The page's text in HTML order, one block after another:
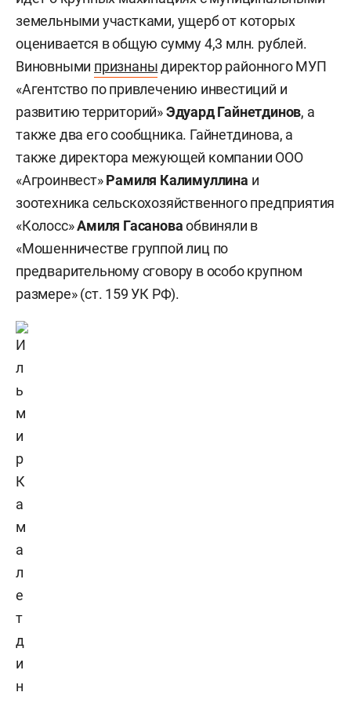
земельными участками, ущерб от которых
оценивается в общую сумму 4,3 млн. рублей.
Виновными признаныдиректор районного МУП
«Агентство по привлечению инвестиций и
развитию территорий»Эдуард Гайнетдинов, а
также два его сообщника. Гайнетдинова, а
также директора межующей компании ООО
«Агроинвест»Рамиля Калимуллина и
зоотехника сельскохозяйственного предприятия
«Колосс»Амиля Гасановаобвиняли в
«Мошенничестве группой лиц по
предварительному сговору в особо крупном
размере» (ст. 159 УК РФ).